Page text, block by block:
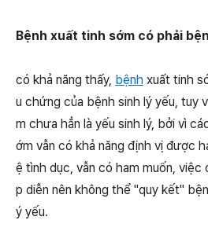
Bệnh xuất tinh sớm có phải
có khả năng thấy, bệnh xuất tinh
u chứng của bệnh sinh lý yếu, tuy
m chưa hẳn là yếu sinh lý, bởi vì
ớm vẫn có khả năng định vị được
ệ tình dục, vẫn có ham muốn,
p diễn nên không thể "quy kết"
ý yếu.